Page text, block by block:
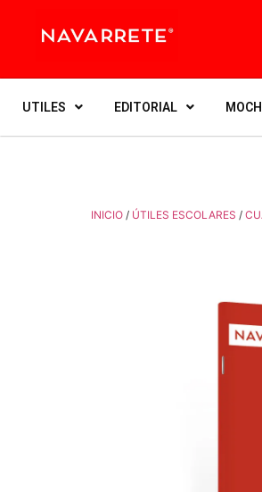
UTILES EDITORIAL
INICIO / ÚTILES ESCOLARES /